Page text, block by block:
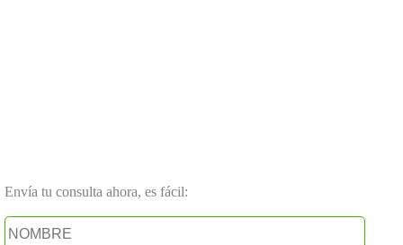
Envía tu consulta ahora, es fácil: